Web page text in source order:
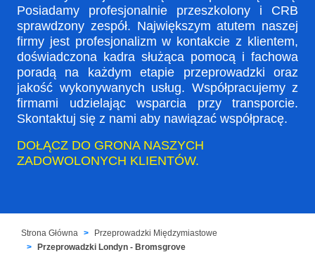
Posiadamy profesjonalnie przeszkolony i CRB
sprawdzony zespół. Największym atutem naszej
firmy jest profesjonalizm w kontakcie z klientem,
doświadczona kadra służąca pomocą i fachowa
poradą na każdym etapie przeprowadzki oraz
jakość wykonywanych usług. Współpracujemy z
firmami udzielając wsparcia przy transporcie.
Skontaktuj się z nami aby nawiązać współpracę.
DOŁĄCZ DO GRONA NASZYCH
ZADOWOLONYCH KLIENTÓW.
Strona Główna
Przeprowadzki Międzymiastowe
Przeprowadzki Londyn - Bromsgrove